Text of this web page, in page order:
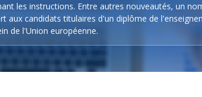
les instructions. Entre autres nouveautés, un
aux candidats titulaires d'un diplôme de
de l'Union européenne.